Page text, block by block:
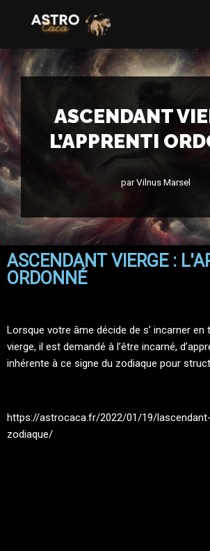
au
contenu
ASCENDANT
L’APPRENTI
parVilnus Marsel
ASCENDANT VIERGE :
ORDONNÉ
Lorsque votre âme décide de s’ incarner en
vierge, il est demandé à l’être incarné,
inhérente à ce signe du zodiaque pour
https://astrocaca.fr/2022/01/19/
zodiaque/